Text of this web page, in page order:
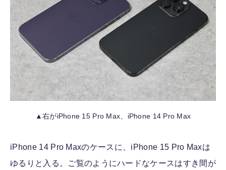
▲右がiPhone 15 Pro Max、iPhone 14 Pro Max
iPhone 14 Pro Maxのケースに、iPhone 15 Pro Maxは
ゆるりと入る。ご覧のようにハードなケースはすき間が